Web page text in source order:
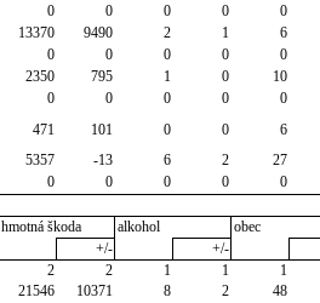
0 0 0 0 0
13370 9490 2 1 6
0 0 0 0 0
2350 795 1 0 10
0 0 0 0 0
471 101 0 0 6
5357 -13 6 2 27
0 0 0 0 0
hmotná škoda alkohol
obec
+/- +/-
2 2 1 1 1
21546 10371 8 2 48